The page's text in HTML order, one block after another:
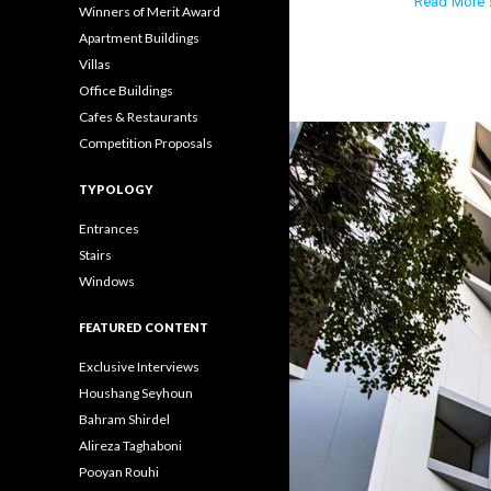
Winners of Merit Award
Apartment Buildings
Villas
Office Buildings
Cafes & Restaurants
Competition Proposals
TYPOLOGY
Entrances
Stairs
Windows
FEATURED CONTENT
Exclusive Interviews
Houshang Seyhoun
Bahram Shirdel
Alireza Taghaboni
Pooyan Rouhi